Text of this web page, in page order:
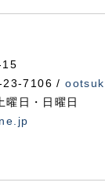
23-7106 /
日・日曜日